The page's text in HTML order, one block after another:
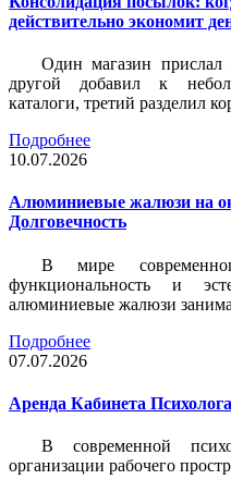
действительно экономит
Один магазин прислал
другой добавил к
каталоги, третий разделил
Подробнее
10.07.2026
Алюминиевые жалюзи на
Долговечность
В мире
функциональность и
алюминиевые жалюзи
Подробнее
07.07.2026
Аренда Кабинета
В современной
организации рабочего